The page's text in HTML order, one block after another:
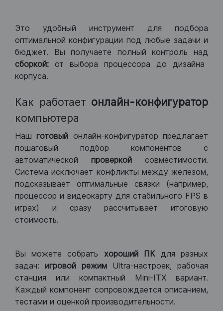
Это удобный инструмент для подбора
оптимальной конфигурации под любые задачи и
бюджет. Вы получаете полный контроль над
сборкой: от выбора процессора до дизайна
корпуса.
Как работает онлайн-конфигуратор
компьютера
Нашготовый онлайн-конфигуратор предлагает
пошаговый подбор компонентов с
автоматической проверкой совместимости.
Система исключает конфликты между железом,
подсказывает оптимальные связки (например,
процессор и видеокарту для стабильного FPS в
играх) и сразу рассчитывает итоговую
стоимость.
Вы можете собрать хороший ПКдля разных
задач: игровой режим Ultra-настроек, рабочая
станция или компактный Mini-ITX вариант.
Каждый компонент сопровождается описанием,
тестами и оценкой производительности.